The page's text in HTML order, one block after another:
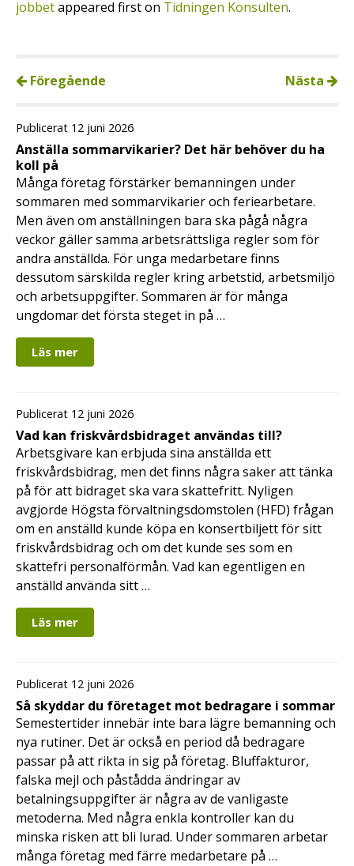
jobbetappeared first on Tidningen Konsulten.
Föregående Nästa
Publicerat 12 juni 2026
Anställa sommarvikarier? Det här behöver du ha
koll på
Många företag förstärker bemanningen under
sommaren med sommarvikarier och feriearbetare.
Men även om anställningen bara ska pågå några
veckor gäller samma arbetsrättsliga regler som för
andra anställda. För unga medarbetare finns
dessutom särskilda regler kring arbetstid, arbetsmiljö
och arbetsuppgifter. Sommaren är för många
ungdomar det första steget in på …
Läs mer
Publicerat 12 juni 2026
Vad kan friskvårdsbidraget användas till?
Arbetsgivare kan erbjuda sina anställda ett
friskvårdsbidrag, men det finns några saker att tänka
på för att bidraget ska vara skattefritt. Nyligen
avgjorde Högsta förvaltningsdomstolen (HFD) frågan
om en anställd kunde köpa en konsertbiljett för sitt
friskvårdsbidrag och om det kunde ses som en
skattefri personalförmån. Vad kan egentligen en
anställd använda sitt …
Läs mer
Publicerat 12 juni 2026
Så skyddar du företaget mot bedragare i sommar
Semestertider innebär inte bara lägre bemanning och
nya rutiner. Det är också en period då bedragare
passar på att rikta in sig på företag. Bluffakturor,
falska mejl och påstådda ändringar av
betalningsuppgifter är några av de vanligaste
metoderna. Med några enkla kontroller kan du
minska risken att bli lurad. Under sommaren arbetar
många företag med färre medarbetare på …